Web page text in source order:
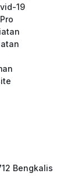
19
Bengkalis